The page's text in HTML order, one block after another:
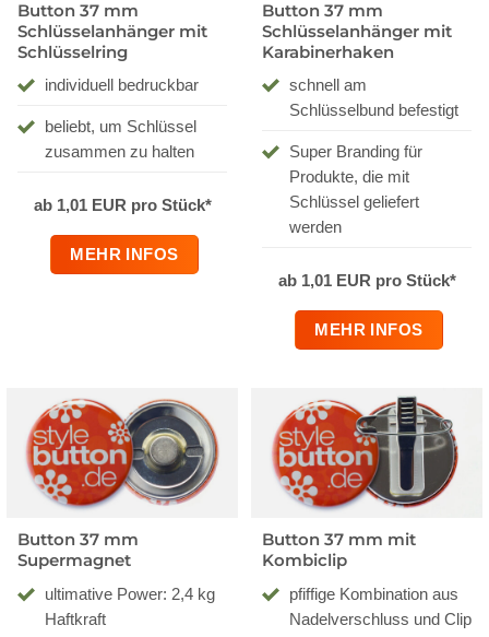
Button 37 mm
Schlüsselanhänger mit
Schlüsselring
individuell bedruckbar
beliebt, um Schlüssel
zusammen zu halten
ab 1,01 EUR pro Stück*
MEHR INFOS
Button 37 mm
Schlüsselanhänger mit
Karabinerhaken
schnell am
Schlüsselbund befestigt
Super Branding für
Produkte, die mit
Schlüssel geliefert
werden
ab 1,01 EUR pro Stück*
MEHR INFOS
Button 37 mm
Supermagnet
ultimative Power: 2,4 kg
Haftkraft
Button 37 mm mit
Kombiclip
pfiffige Kombination aus
Nadelverschluss und Clip